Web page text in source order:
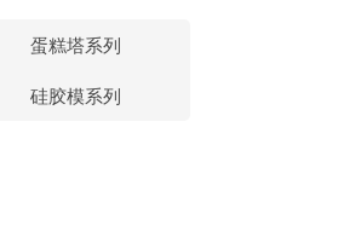
蛋糕塔系列
硅胶模系列